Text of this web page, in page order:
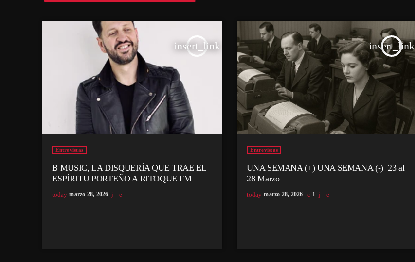
insert_link
Entrevistas
B MUSIC, LA DISQUERÍA QUE TRAE EL
ESPÍRITU PORTEÑO A RITOQUE FM
today marzo 28, 2026
insert_link
Entrevistas
UNA SEMANA (+) UNA SEMANA (-) 23 al
28 Marzo
today marzo 28, 2026 1